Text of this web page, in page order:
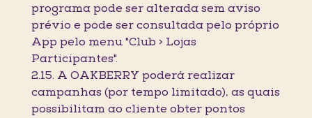
programa pode ser alterada sem aviso
prévio e pode ser consultada pelo próprio
App pelo menu "Club > Lojas
Participantes".
2.15. A OAKBERRY poderá realizar
campanhas (por tempo limitado), as quais
possibilitam ao cliente obter pontos